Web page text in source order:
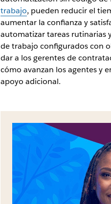
trabajo, pueden reducir el
aumentar la confianza y
automatizar tareas rutinarias
de trabajo configurados con
dar a los gerentes de
cómo avanzan los agentes y
apoyo adicional.